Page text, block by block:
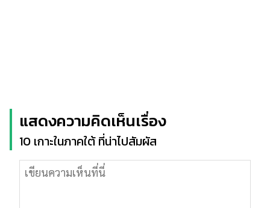
แสดงความคิดเห็นเรื่อง
10 เกาะในภาคใต้ ที่น่าไปสัมผัส